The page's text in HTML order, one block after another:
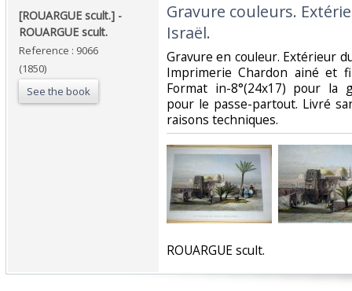
‎[ROUARGUE scult.] - ‎
‎ROUARGUE scult.‎
Reference : 9066
(1850)
See the book
‎Gravure couleurs.
Israël.‎
‎Gravure en couleur. Extérieur
Imprimerie Chardon ainé et
Format in-8°(24x17) pour la
pour le passe-partout. Livré
raisons techniques.‎
‎ROUARGUE scult. ‎